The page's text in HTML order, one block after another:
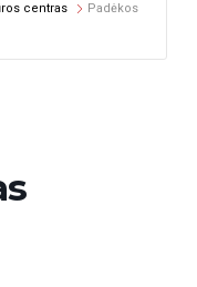
centras
Padėkos